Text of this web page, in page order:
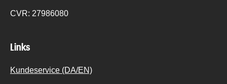
CVR: 27986080
Links
Kundeservice (DA/EN)